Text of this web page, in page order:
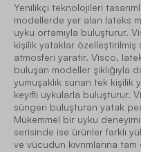
Yenilikçi teknolojileri
modellerde yer alan lateks
uyku ortamıyla buluşturur.
kişilik yataklar
atmosferi yaratır. Visco,
buluşan modeller
yumuşaklık sunan tek
keyifli uykularla buluşturur.
süngeri buluşturan yatak
Mükemmel bir uyku
serisinde ise ürünler farklı
ve vücudun kıvrımlarına